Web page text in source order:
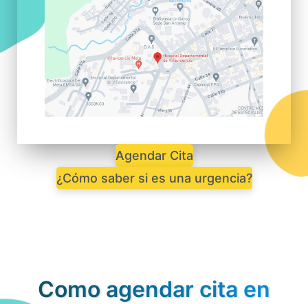
Agendar Cita
¿Cómo saber si es una urgencia?
Como agendar cita en